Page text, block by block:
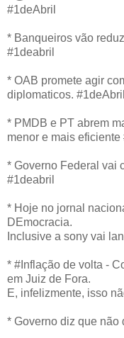
#1deAbril
* Banqueiros vão
#1deabril
* OAB promete agir
diplomaticos. #1deAbril
* PMDB e PT abrem
menor e mais eficiente
* Governo Federal vai
#1deabril
* Hoje no jornal
DEmocracia.
Inclusive a sony vai
* #Inflação de volta -
em Juiz de Fora.
E, infelizmente, isso
* Governo diz que não